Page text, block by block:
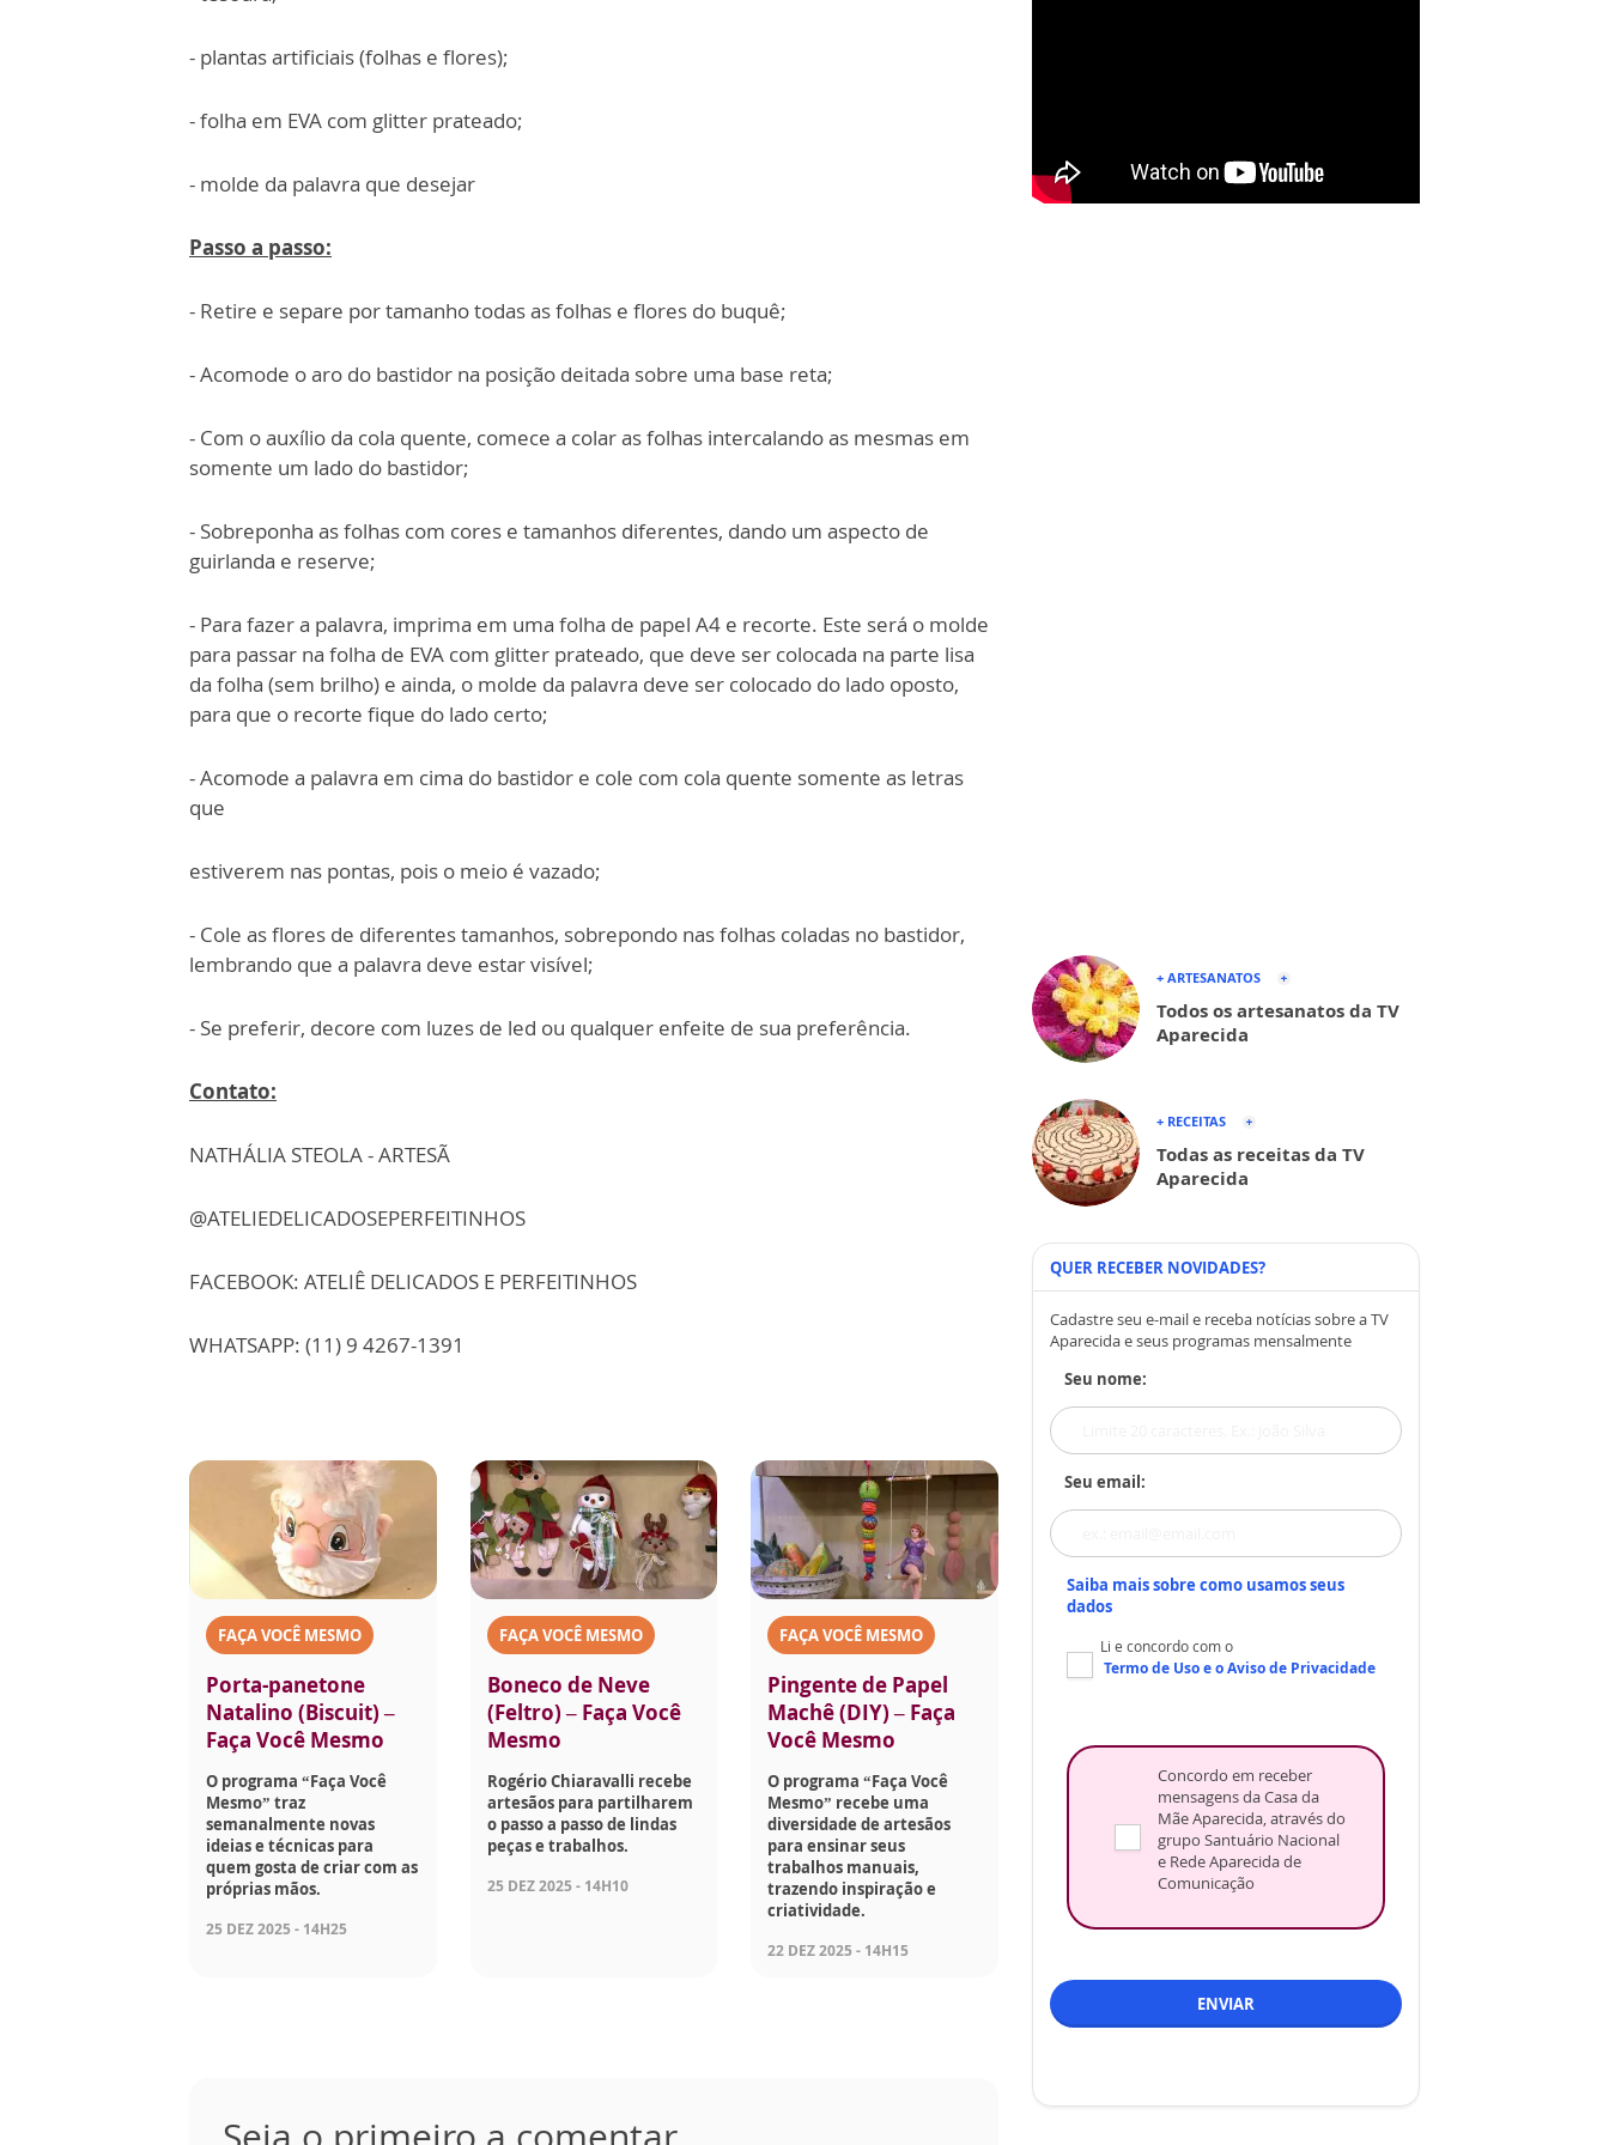
- plantas artificiais (folhas e flores);
- folha em EVA com glitter prateado;
- molde da palavra que desejar
Passo a passo:
- Retire e separe por tamanho todas as folhas e flores do buquê;
- Acomode o aro do bastidor na posição deitada sobre uma base reta;
- Com o auxílio da cola quente, comece a colar as folhas intercalando as mesmas em
somente um lado do bastidor;
- Sobreponha as folhas com cores e tamanhos diferentes, dando um aspecto de
guirlanda e reserve;
- Para fazer a palavra, imprima em uma folha de papel A4 e recorte. Este será o molde
para passar na folha de EVA com glitter prateado, que deve ser colocada na parte lisa
da folha (sem brilho) e ainda, o molde da palavra deve ser colocado do lado oposto,
para que o recorte fique do lado certo;
- Acomode a palavra em cima do bastidor e cole com cola quente somente as letras
que
estiverem nas pontas, pois o meio é vazado;
- Cole as flores de diferentes tamanhos, sobrepondo nas folhas coladas no bastidor,
lembrando que a palavra deve estar visível;
- Se preferir, decore com luzes de led ou qualquer enfeite de sua preferência.
Contato:
NATHÁLIA STEOLA - ARTESÃ
@ATELIEDELICADOSEPERFEITINHOS
FACEBOOK: ATELIÊ DELICADOS E PERFEITINHOS
WHATSAPP: (11) 9 4267-1391
FAÇA VOCÊ MESMO
Porta-panetone
Natalino (Biscuit) –
Faça Você Mesmo
O programa “Faça Você
Mesmo” traz
semanalmente novas
ideias e técnicas para
quem gosta de criar com as
próprias mãos.
25 DEZ 2025 - 14H25
FAÇA VOCÊ MESMO
Boneco de Neve
(Feltro) – Faça Você
Mesmo
Rogério Chiaravalli recebe
artesãos para partilharem
o passo a passo de lindas
peças e trabalhos.
25 DEZ 2025 - 14H10
FAÇA VOCÊ MESMO
Pingente de Papel
Machê (DIY) – Faça
Você Mesmo
O programa “Faça Você
Mesmo” recebe uma
diversidade de artesãos
para ensinar seus
trabalhos manuais,
trazendo inspiração e
criatividade.
22 DEZ 2025 - 14H15
+ ARTESANATOS
Todos os artesanatos da TV
Aparecida
+ RECEITAS
Todas as receitas da TV
Aparecida
QUER RECEBER NOVIDADES?
Cadastre seu e-mail e receba notícias sobre a TV
Aparecida e seus programas mensalmente
Seu nome:
Seu email:
Saiba mais sobre como usamos seus
dados
Li e concordo com o
Termo de Usoe oAviso de Privacidade
Concordo em receber
mensagens da Casa da
Mãe Aparecida, através do
grupo Santuário Nacional
e Rede Aparecida de
Comunicação
ENVIAR